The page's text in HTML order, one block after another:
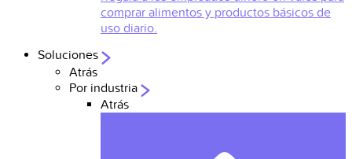
comprar alimentos y productos básicos de
uso diario.
Soluciones
Atrás
Por industria
Atrás